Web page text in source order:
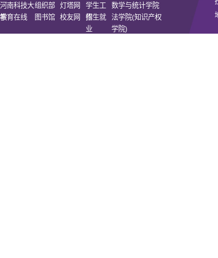
河南科技大
学
组织部 灯塔网
学生工
作
数学与统计学院
教育在线
图书馆 校友网
招生就
业
法学院(知识产权
学院)